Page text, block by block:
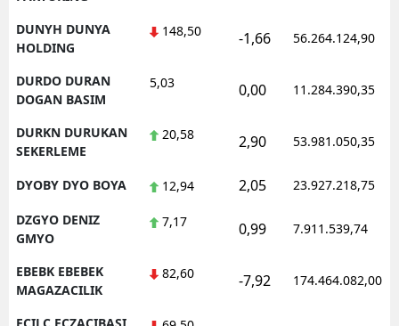
DUNYH DUNYA
HOLDING
148,50 -1,66 56.264.124,90
DURDO DURAN
DOGAN BASIM
5,03 0,00 11.284.390,35
DURKN DURUKAN
SEKERLEME
20,58 2,90 53.981.050,35
DYOBY DYO BOYA 12,94 2,05 23.927.218,75
DZGYO DENIZ
GMYO
7,17 0,99 7.911.539,74
EBEBK EBEBEK
MAGAZACILIK
82,60 -7,92 174.464.082,00